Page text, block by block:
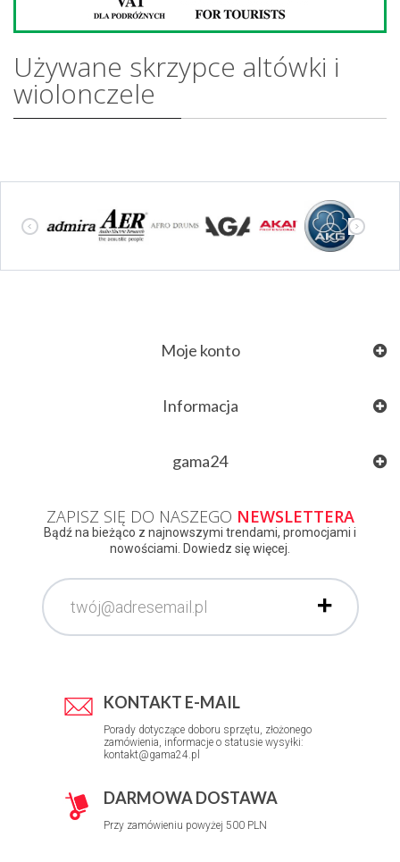
Używane skrzypce altówki i
wiolonczele
Moje konto
Informacja
gama24
ZAPISZ SIĘ DO NASZEGO NEWSLETTERA
Bądź na bieżąco z najnowszymi trendami, promocjami i
nowościami. Dowiedz się więcej.
KONTAKT E-MAIL
Porady dotyczące doboru sprzętu, złożonego
zamówienia, informacje o statusie wysyłki:
kontakt@gama24.pl
DARMOWA DOSTAWA
Przy zamówieniu powyżej 500 PLN